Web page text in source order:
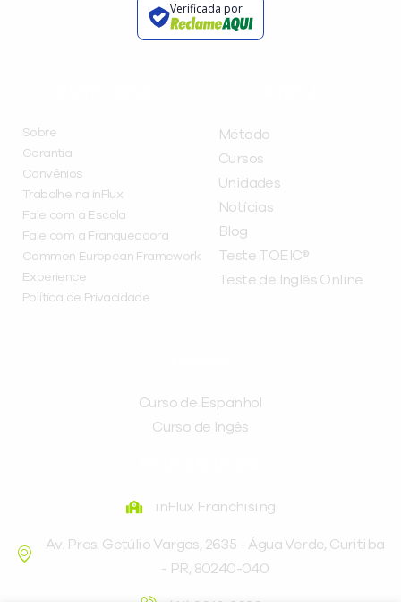
Verificada por
Sobre
Garantia
Convênios
Trabalhe na inFlux
Fale com a Escola
Fale com a Franqueadora
Common European Framework
Experience
Política de Privacidade
Método
Cursos
Unidades
Notícias
Blog
Teste TOEIC®
Teste de Inglês Online
Curso de Espanhol
Curso de Ingês
inFlux Franchising
Av. Pres. Getúlio Vargas, 2635 - Água Verde, Curitiba
- PR, 80240-040